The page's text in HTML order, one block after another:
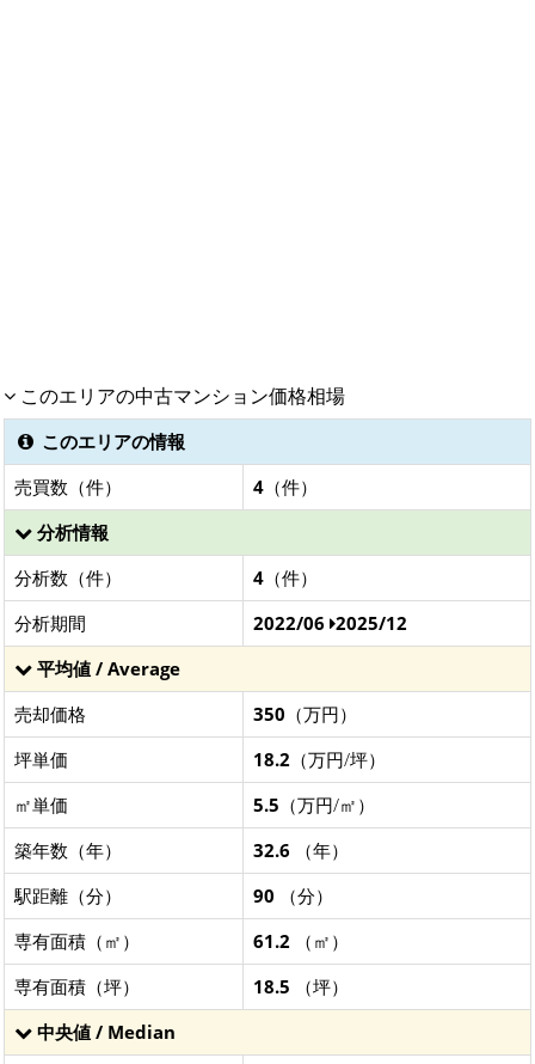
このエリアの中古マンション価格相場
このエリアの情報
売買数（件）
4 （件）
分析情報
分析数（件）
4 （件）
分析期間
2022/06 2025/12
平均値 / Average
売却価格
350 （万円）
坪単価
18.2 （万円/坪）
㎡単価
5.5 （万円/㎡）
築年数（年）
32.6 （年）
駅距離（分）
90 （分）
専有面積（㎡）
61.2 （㎡）
専有面積（坪）
18.5 （坪）
中央値 / Median